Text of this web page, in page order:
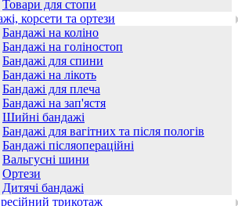
Товари для стопи
корсети та ортези
Бандажі на коліно
Бандажі на голіностоп
Бандажі для спини
Бандажі на лікоть
Бандажі для плеча
Бандажі на зап'ястя
Шийні бандажі
Бандажі для вагітних та після пологів
Бандажі післяопераційні
Вальгусні шини
Ортези
Дитячі бандажі
трикотаж